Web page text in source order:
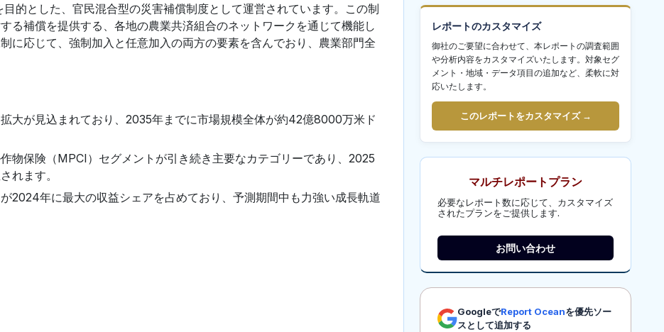
的とした、官民混合型の災害補償制度として運営されています。この制
る補償を提供する、各地の農業共済組合のネットワークを通じて機能し
に応じて、強制加入と任意加入の両方の要素を含んでおり、農業部門全
大が見込まれており、2035年までに市場規模全体が約42億8000万米ド
物保険（MPCI）セグメントが引き続き主要なカテゴリーであり、2025
れます。
2024年に最大の収益シェアを占めており、予測期間中も力強い成長軌道
レポートのカスタマイズ
御社のご要望に合わせて、本レポートの調査範囲
や分析内容をカスタマイズいたします。対象セグ
メント・地域・データ項目の追加など、柔軟に対
応いたします。
このレポートをカスタマイズ →
マルチレポートプラン
必要なレポート数に応じて、カスタマイズ
されたプランをご提供します.
お問い合わせ
GoogleでReport Oceanを優先ソー
スとして追加する